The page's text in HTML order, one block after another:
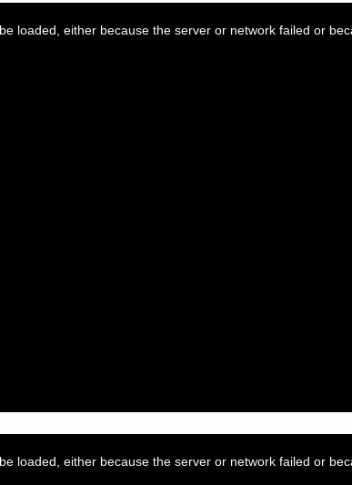
loaded, either because the server or network failed or
loaded, either because the server or network failed or